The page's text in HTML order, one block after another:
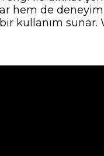
hem de
kullanım sunar.